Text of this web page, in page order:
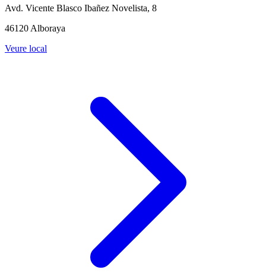
Avd. Vicente Blasco Ibañez Novelista, 8
46120 Alboraya
Veure local